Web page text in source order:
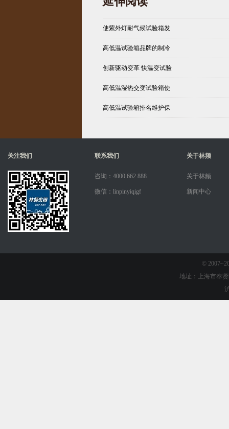
使紫外灯耐气候试验箱发
高低温试验箱品牌的制冷
创新驱动变革 快温变试验
高低温湿热交变试验箱使
高低温试验箱排名维护保
关注我们 联系我们
咨询：4000 662 888
微信：linpinyiqigf
关于林频
关于林频
新闻中心
©
地址：上海市奉